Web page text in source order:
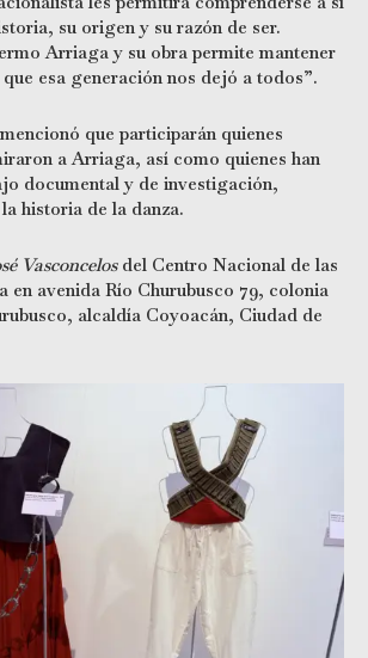
su origen y su razón de ser.
Arriaga y su obra permite mantener
esa generación nos dejó a todos”.
que participarán quienes
a Arriaga, así como quienes han
documental y de investigación,
historia de la danza.
Vasconcelosdel Centro Nacional de las
en avenida Río Churubusco 79, colonia
alcaldía Coyoacán, Ciudad de